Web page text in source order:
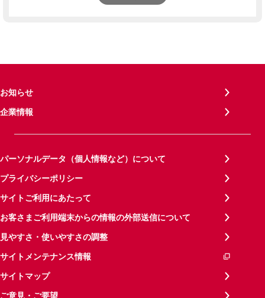
お知らせ
企業情報
パーソナルデータ（個人情報など）について
プライバシーポリシー
サイトご利用にあたって
お客さまご利用端末からの情報の外部送信について
見やすさ・使いやすさの調整
サイトメンテナンス情報
サイトマップ
ご意見・ご要望